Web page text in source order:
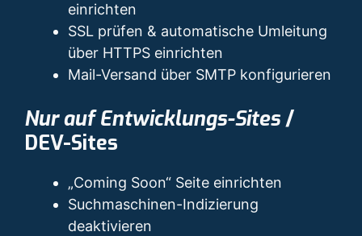
einrichten
SSL prüfen & automatische Umleitung
über HTTPS einrichten
Mail-Versand über SMTP konfigurieren
Nur auf Entwicklungs-Sites/
DEV-Sites
„Coming Soon“ Seite einrichten
Suchmaschinen-Indizierung
deaktivieren